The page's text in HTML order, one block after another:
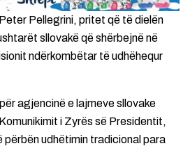
Pellegrini, pritet që të dielën
sllovakë që shërbejnë në
ndërkombëtar të udhëhequr
agjencinë e lajmeve sllovake
i Zyrës së Presidentit,
përbën udhëtimin tradicional para